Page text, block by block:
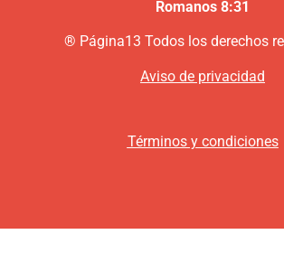
Romanos 8:31
® Página13 Todos los derechos
Aviso de privacidad
Términos y condiciones